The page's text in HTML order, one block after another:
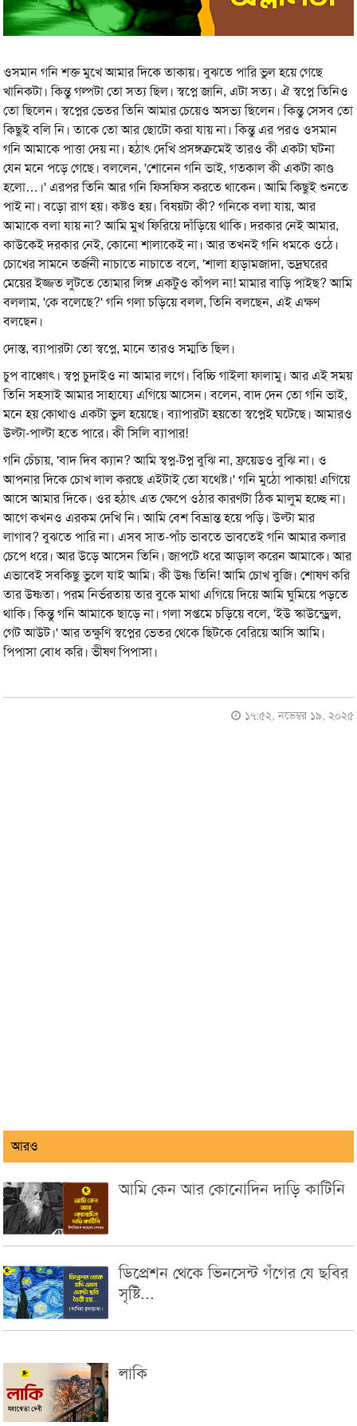
ওসমান গনি শক্ত মুখে আমার দিকে তাকায়। বুঝতে পারি ভুল হয়ে গেছে
খানিকটা। কিন্তু গল্পটা তো সত্য ছিল। স্বপ্নে জানি, এটা সত্য। ঐ স্বপ্নে তিনিও
তো ছিলেন। স্বপ্নের ভেতর তিনি আমার চেয়েও অসভ্য ছিলেন। কিন্তু সেসব তো
কিছুই বলি নি। তাকে তো আর ছোটো করা যায় না। কিন্তু এর পরও ওসমান
গনি আমাকে পাত্তা দেয় না। হঠাৎ দেখি প্রসঙ্গক্রমেই তারও কী একটা ঘটনা
যেন মনে পড়ে গেছে। বললেন, 'শোনেন গনি ভাই, গতকাল কী একটা কাণ্ড
হলো…।' এরপর তিনি আর গনি ফিসফিস করতে থাকেন। আমি কিছুই শুনতে
পাই না। বড়ো রাগ হয়। কষ্টও হয়। বিষয়টা কী? গনিকে বলা যায়, আর
আমাকে বলা যায় না? আমি মুখ ফিরিয়ে দাঁড়িয়ে থাকি। দরকার নেই আমার,
কাউকেই দরকার নেই, কোনো শালাকেই না। আর তখনই গনি ধমকে ওঠে।
চোখের সামনে তর্জনী নাচাতে নাচাতে বলে, 'শালা হাড়ামজাদা, ভদ্রঘরের
মেয়ের ইজ্জত লুটতে তোমার লিঙ্গ একটুও কাঁপল না! মামার বাড়ি পাইছ? আমি
বললাম, 'কে বলেছে?' গনি গলা চড়িয়ে বলল, তিনি বলছেন, এই এক্ষণ
বলছেন।
দোস্ত, ব্যাপারটা তো স্বপ্নে, মানে তারও সম্মতি ছিল।
চুপ বাঞ্চোৎ। স্বপ্ন চুদাইও না আমার লগে। বিচ্চি গাইলা ফালামু। আর এই সময়
তিনি সহসাই আমার সাহায্যে এগিয়ে আসেন। বলেন, বাদ দেন তো গনি ভাই,
মনে হয় কোথাও একটা ভুল হয়েছে। ব্যাপারটা হয়তো স্বপ্নেই ঘটেছে। আমারও
উল্টা-পাল্টা হতে পারে। কী সিলি ব্যাপার!
গনি চেঁচায়, 'বাদ দিব ক্যান? আমি স্বপ্ন-টপ্ন বুঝি না, ফ্রয়েডও বুঝি না। ও
আপনার দিকে চোখ লাল করছে এইটাই তো যথেষ্ট।' গনি মুঠো পাকায়! এগিয়ে
আসে আমার দিকে। ওর হঠাৎ এত ক্ষেপে ওঠার কারণটা ঠিক মালুম হচ্ছে না।
আগে কখনও এরকম দেখি নি। আমি বেশ বিভ্রান্ত হয়ে পড়ি। উল্টা মার
লাগাব? বুঝতে পারি না। এসব সাত-পাঁচ ভাবতে ভাবতেই গনি আমার কলার
চেপে ধরে। আর উড়ে আসেন তিনি। জাপটে ধরে আড়াল করেন আমাকে। আর
এভাবেই সবকিছু ভুলে যাই আমি। কী উষ্ণ তিনি! আমি চোখ বুজি। শোষণ করি
তার উষ্ণতা। পরম নির্ভরতায় তার বুকে মাথা এগিয়ে দিয়ে আমি ঘুমিয়ে পড়তে
থাকি। কিন্তু গনি আমাকে ছাড়ে না। গলা সপ্তমে চড়িয়ে বলে, 'ইউ স্কাউন্ড্রেল,
গেট আউট।' আর তক্ষুণি স্বপ্নের ভেতর থেকে ছিটকে বেরিয়ে আসি আমি।
পিপাসা বোধ করি। ভীষণ পিপাসা।
১৭:৫২, নভেম্বর ১৯, ২০২৫
আরও
আমি কেন আর কোনোদিন দাড়ি কাটিনি
ডিপ্রেশন থেকে ভিনসেন্ট গঁগের যে ছবির
সৃষ্টি...
লাকি